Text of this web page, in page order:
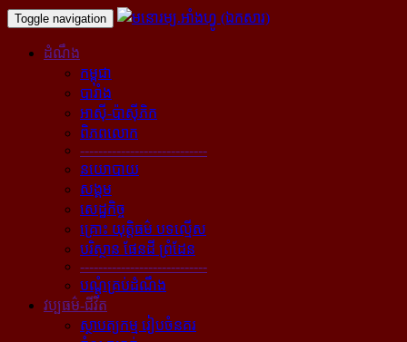
Toggle navigation
ដំណឹង
កម្ពុជា
បារាំង
អាស៊ី-ប៉ាស៊ីភិក
ពិភពលោក
----------------------------
នយោបាយ
សង្គម
សេដ្ឋកិច្ច
គ្រោះ យុត្តិធម៌ បទល្មើស
បរិស្ថាន ផែនដី ព្រំដែន
----------------------------
បណ្ដុំគ្រប់ដំណឹង
វប្បធម៌-ជីវិត
ស្ថាបត្យកម្ម រៀបចំនគរ